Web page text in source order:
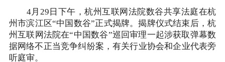
4月29日下午，杭州互联网法院数谷共享法庭在杭
州市滨江区“中国数谷”正式揭牌。揭牌仪式结束后，杭
州互联网法院在“中国数谷”巡回审理一起涉获取弹幕数
据网络不正当竞争纠纷案，有关行业协会和企业代表旁
听庭审。